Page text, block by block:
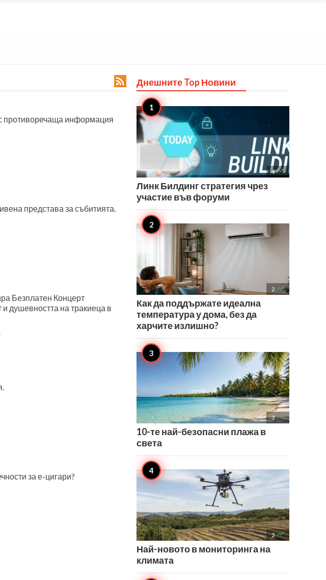

противоречаща информация
представа за събитията.
Безплатен Концерт
и душевността на тракиеца в
за е-цигари?
Днешните TopНовини
4 
Линк Билдинг стратегия чрез
участие във форуми
2 
Как да поддържате идеална
температура у дома, без да
харчите излишно?
3 
10-те най-безопасни плажа в
света
2 
Най-новото в мониторинга на
климата